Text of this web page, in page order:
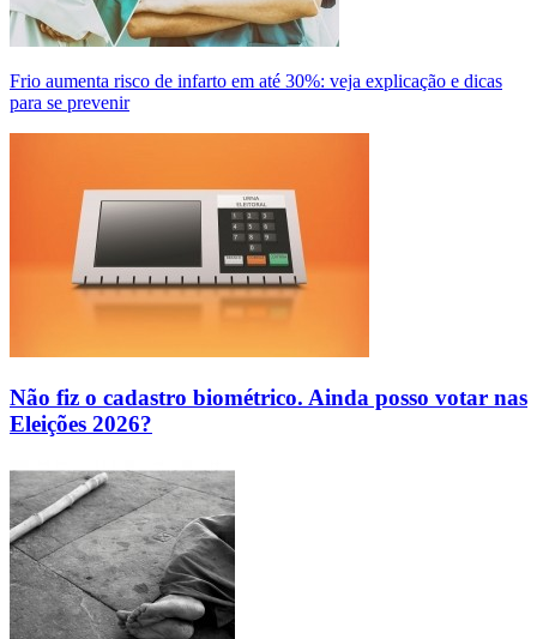
Frio aumenta risco de infarto em até 30%: veja explicação e dicas
para se prevenir
Não fiz o cadastro biométrico. Ainda posso votar nas
Eleições 2026?